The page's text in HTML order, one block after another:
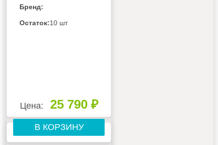
SHOGUN RAM-I-
SG55HP.W03/S
Бренд:
Остаток:10 шт
Цена: 25 790 ₽
В КОРЗИНУ